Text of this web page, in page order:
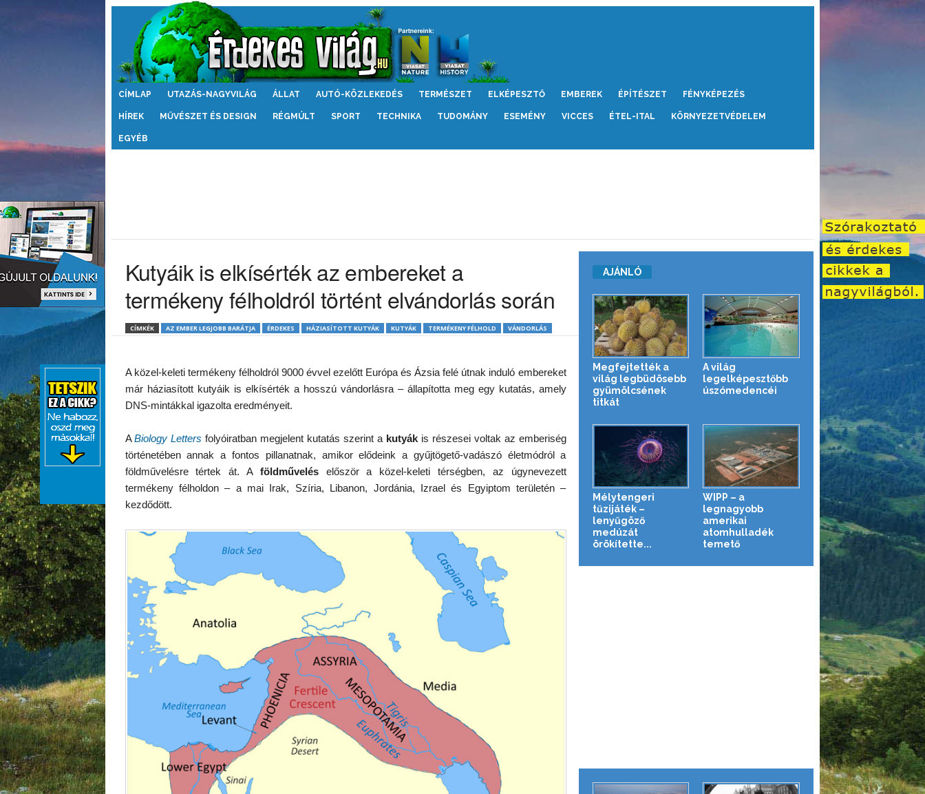
Érdekes
CÍMLAP UTAZÁS-NAGYVILÁG ÁLLAT AUTÓ-KÖZLEKEDÉS TERMÉSZET ELKÉPESZTŐ EMBEREK ÉPÍTÉSZET FÉNYKÉPEZÉS
HÍREK MŰVÉSZET ÉS DESIGN RÉGMÚLT SPORT TECHNIKA TUDOMÁNY ESEMÉNY VICCES ÉTEL-ITAL KÖRNYEZETVÉDELEM
EGYÉB
Kutyáik is elkísérték az embereket a
termékeny félholdról történt elvándorlás során
CÍMKÉK AZ EMBER LEGJOBB BARÁTJA ÉRDEKES HÁZIASÍTOTT KUTYÁK KUTYÁK TERMÉKENY FÉLHOLD VÁNDORLÁS
A közel-keleti termékeny félholdról 9000 évvel ezelőtt Európa és Ázsia felé útnak induló embereket
már háziasított kutyáik is elkísérték a hosszú vándorlásra – állapította meg egy kutatás, amely
DNS-mintákkal igazolta eredményeit.
ABiology Letters folyóiratban megjelent kutatás szerint a kutyákis részesei voltak az emberiség
történetében annak a fontos pillanatnak, amikor elődeink a gyűjtögető-vadászó életmódról a
földművelésre tértek át. A földműveléselőször a közel-keleti térségben, az úgynevezett
termékeny félholdon – a mai Irak, Szíria, Libanon, Jordánia, Izrael és Egyiptom területén –
kezdődött.
AJÁNLÓ
Megfejtették a
világ legbüdösebb
gyümölcsének
titkát
A világ
legelképesztőbb
úszómedencéi
Mélytengeri
tűzijáték –
lenyűgöző
medúzát
örökítette...
WIPP – a
legnagyobb
amerikai
atomhulladék
temető